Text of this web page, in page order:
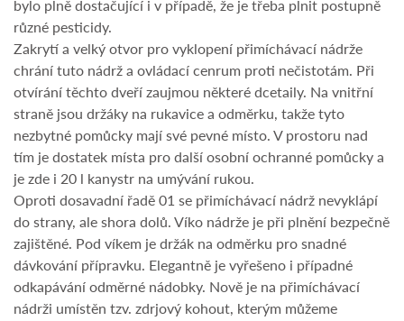
bylo plně dostačující i v případě, že je třeba plnit postupně
různé pesticidy.
Zakrytí a velký otvor pro vyklopení přimíchávací nádrže
chrání tuto nádrž a ovládací cenrum proti nečistotám. Při
otvírání těchto dveří zaujmou některé dcetaily. Na vnitřní
straně jsou držáky na rukavice a odměrku, takže tyto
nezbytné pomůcky mají své pevné místo. V prostoru nad
tím je dostatek místa pro další osobní ochranné pomůcky a
je zde i 20 l kanystr na umývání rukou.
Oproti dosavadní řadě 01 se přimíchávací nádrž nevyklápí
do strany, ale shora dolů. Víko nádrže je při plnění bezpečně
zajištěné. Pod víkem je držák na odměrku pro snadné
dávkování přípravku. Elegantně je vyřešeno i případné
odkapávání odměrné nádobky. Nově je na přimíchávací
nádrži umístěn tzv. zdrjový kohout, kterým můžeme